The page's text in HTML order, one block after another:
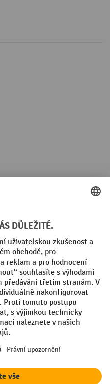
údajů
and possible delivery charges,
se nevztahuje na akční ceny.